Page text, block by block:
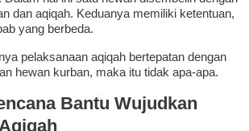
dan aqiqah. Keduanya memiliki ketentuan,
yang berbeda.
pelaksanaan aqiqah bertepatan dengan
hewan kurban, maka itu tidak apa-apa.
Bantu Wujudkan